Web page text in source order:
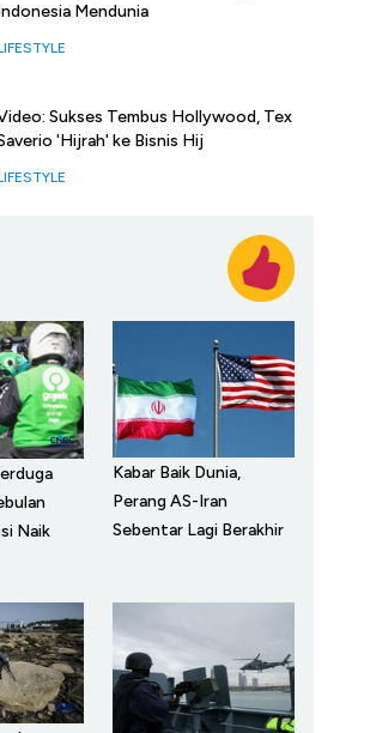
Mendunia
Sukses Tembus Hollywood, Tex
'Hijrah' ke Bisnis Hij
Naik
Kabar Baik Dunia,
Perang AS-Iran
Sebentar Lagi Berakhir